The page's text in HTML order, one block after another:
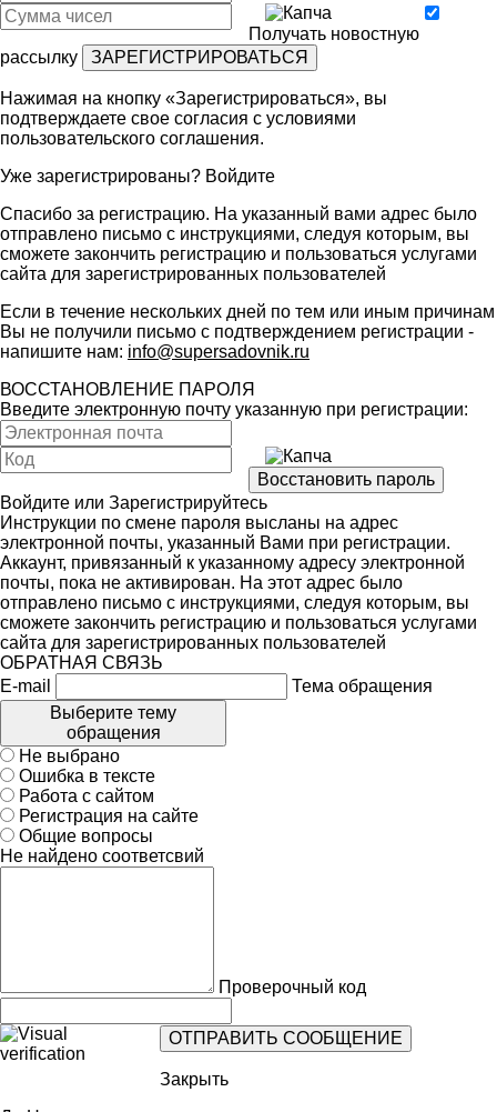
Получать новостную
рассылку
Нажимая на кнопку «Зарегистрироваться», вы
подтверждаете свое согласия с условиями
пользовательского соглашения.
Уже зарегистрированы? Войдите
Спасибо за регистрацию. На указанный вами адрес было
отправлено письмо с инструкциями, следуя которым, вы
сможете закончить регистрацию и пользоваться услугами
сайта для зарегистрированных пользователей
Если в течение нескольких дней по тем или иным причинам
Вы не получили письмо с подтверждением регистрации -
напишите нам: info@supersadovnik.ru
ВОССТАНОВЛЕНИЕ ПАРОЛЯ
Введите электронную почту указанную при регистрации:
Войдите или Зарегистрируйтесь
Инструкции по смене пароля высланы на адрес
электронной почты, указанный Вами при регистрации.
Аккаунт, привязанный к указанному адресу электронной
почты, пока не активирован. На этот адрес было
отправлено письмо с инструкциями, следуя которым, вы
сможете закончить регистрацию и пользоваться услугами
сайта для зарегистрированных пользователей
ОБРАТНАЯ СВЯЗЬ
E-mail
Тема обращения
Выберите тему
обращения
Не выбрано
Ошибка в тексте
Работа с сайтом
Регистрация на сайте
Общие вопросы
Не найдено соответсвий
Проверочный код
Закрыть